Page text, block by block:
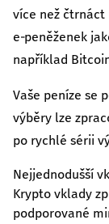
více než
e‑peněženek
například
Vaše peníze se
výběry lze
po rychlé sérii
Nejjednodušší
Krypto vklady
podporované